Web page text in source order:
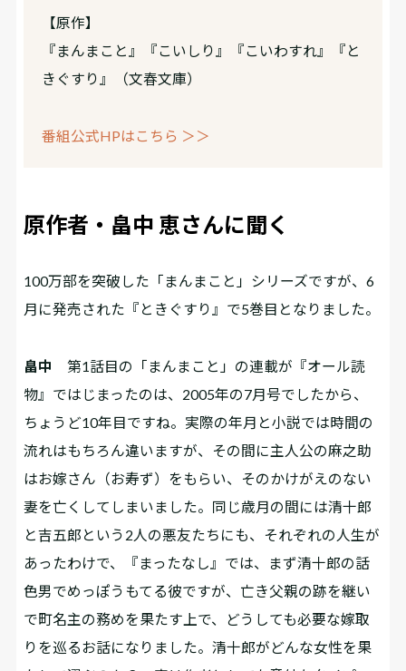
【原作】
『まんまこと』『こいしり』『こいわすれ』『と
きぐすり』（文春文庫）
番組公式HPはこちら ＞＞
原作者・畠中 恵さんに聞く
――100万部を突破した「まんまこと」シリーズですが、6
月に発売された『ときぐすり』で5巻目となりました。
畠中
第1話目の「まんまこと」の連載が『オール読
物』ではじまったのは、2005年の7月号でしたから、
ちょうど10年目ですね。実際の年月と小説では時間の
流れはもちろん違いますが、その間に主人公の麻之助
はお嫁さん（お寿ず）をもらい、そのかけがえのない
妻を亡くしてしまいました。同じ歳月の間には清十郎
と吉五郎という2人の悪友たちにも、それぞれの人生が
あったわけで、『まったなし』では、まず清十郎の話――
色男でめっぽうもてる彼ですが、亡き父親の跡を継い
で町名主の務めを果たす上で、どうしても必要な嫁取
りを巡るお話になりました。清十郎がどんな女性を果